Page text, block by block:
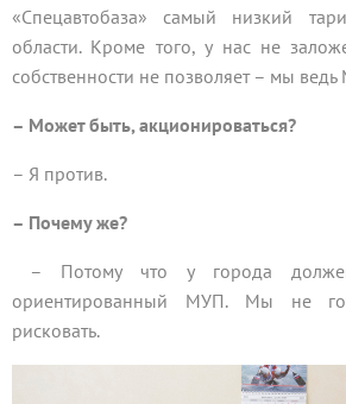
«Спецавтобаза» самый низкий
области. Кроме того, у нас не
собственности не позволяет – мы
– Может быть, акционироваться?
– Я против.
– Почему же?
– Потому что у города
ориентированный МУП. Мы не
рисковать.